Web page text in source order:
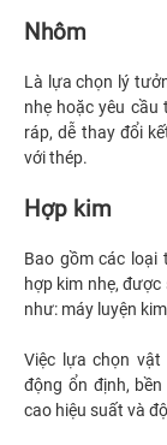
Nhôm
Là lựa chọn lý
nhẹ hoặc yêu cầu
ráp, dễ thay đổi
với thép.
Hợp kim
Bao gồm các loại
hợp kim nhẹ,
như: máy luyện
Việc lựa chọn
động ổn định,
cao hiệu suất và